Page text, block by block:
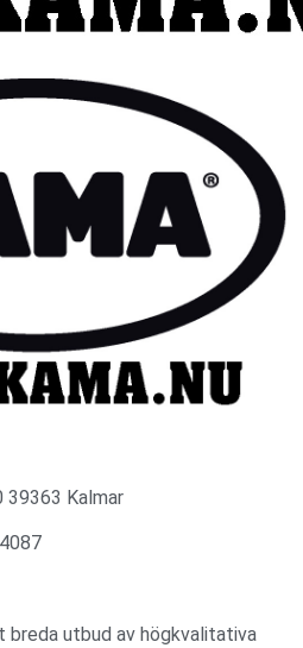
39363 Kalmar
breda utbud av högkvalitativa